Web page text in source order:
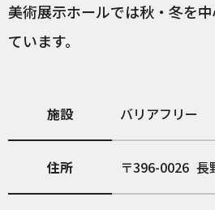
美術展示ホールでは秋・冬を
ています。
施設 バリアフリー
住所 396-0026 長